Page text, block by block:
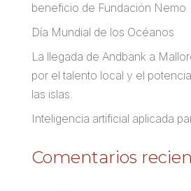
beneficio de Fundación Nemo
Día Mundial de los Océanos
La llegada de Andbank a
por el talento local y el
las islas.
Inteligencia artificial aplicada
Comentarios